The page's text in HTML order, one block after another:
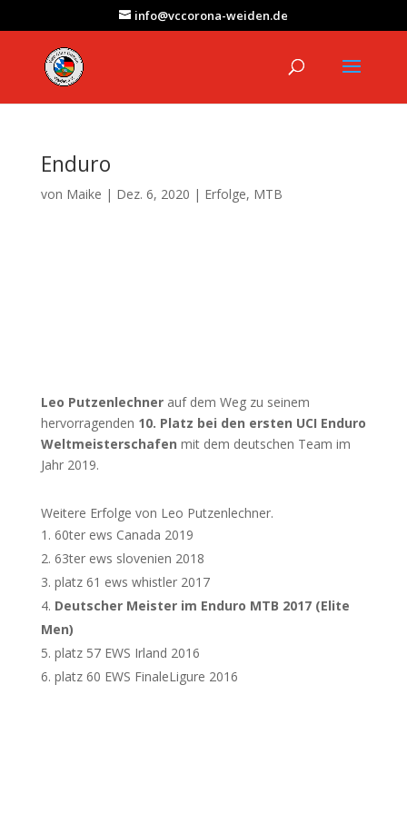
info@vccorona-weiden.de
Enduro
von Maike | Dez. 6, 2020 | Erfolge, MTB
Leo Putzenlechnerauf dem Weg zu seinem
hervorragenden 10. Platz bei den ersten UCI Enduro
Weltmeisterschafen mit dem deutschen Team im
Jahr 2019.
Weitere Erfolge von Leo Putzenlechner.
60ter ews Canada 2019
63ter ews slovenien 2018
platz 61 ews whistler 2017
Deutscher Meister im Enduro MTB 2017 (Elite
Men)
platz 57 EWS Irland 2016
platz 60 EWS FinaleLigure 2016